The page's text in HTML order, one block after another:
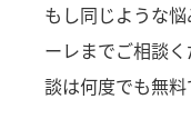
もし同じような
ーレまでご相談
談は何度でも無料